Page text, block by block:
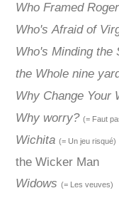
Who Framed
Who's Afraid of
Who's Minding the
the Whole nine
Why Change Your
Why worry? (= Faut
Wichita (= Un jeu risqué)
the Wicker Man
Widows (= Les veuves)